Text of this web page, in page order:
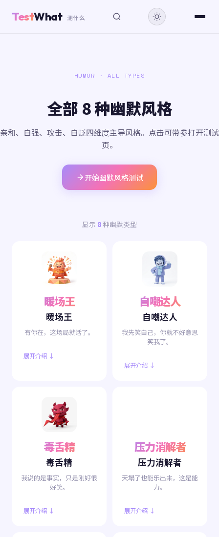
TestWhat 测什么
HUMOR · ALL TYPES
全部 8 种幽默风格
亲和、自强、攻击、自贬四维度主导风格。点击可带参打开测试
页。
开始幽默风格测试
显示 8种幽默类型
暖场王
暖场王
有你在，这场局就活了。
展开介绍 ↓
自嘲达人
自嘲达人
我先笑自己，你就不好意思
笑我了。
展开介绍 ↓
毒舌精
毒舌精
我说的是事实，只是刚好很
好笑。
展开介绍 ↓
压力消解者
压力消解者
天塌了也能乐出来，这是能
力。
展开介绍 ↓